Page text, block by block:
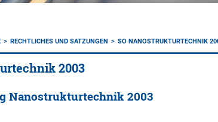
RECHTLICHES UND SATZUNGEN SO NANOSTRUKTURTECHNIK
2003
Nanostrukturtechnik 2003